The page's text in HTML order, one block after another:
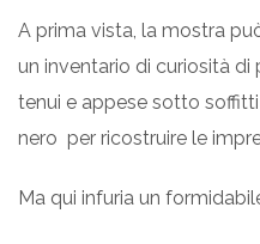
A prima vista, la mostra
un inventario di curiosità di
tenui e appese sotto
nero per ricostruire le
Ma qui infuria un